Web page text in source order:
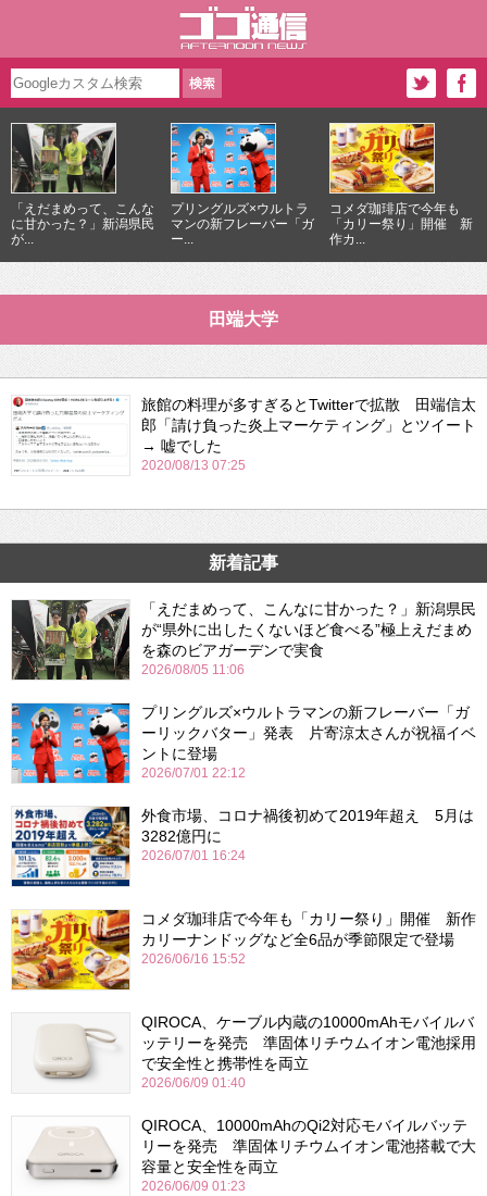
「えだまめって、こんな
に甘かった？」新潟県民
が...
プリングルズ×ウルトラ
マンの新フレーバー「ガ
ー...
コメダ珈琲店で今年も
「カリー祭り」開催 新
作カ...
田端大学
旅館の料理が多すぎるとTwitterで拡散 田端信太
郎「請け負った炎上マーケティング」とツイート
→ 嘘でした
2020/08/13 07:25
新着記事
「えだまめって、こんなに甘かった？」新潟県民
が“県外に出したくないほど食べる”極上えだまめ
を森のビアガーデンで実食
2026/08/05 11:06
プリングルズ×ウルトラマンの新フレーバー「ガ
ーリックバター」発表 片寄涼太さんが祝福イベ
ントに登場
2026/07/01 22:12
外食市場、コロナ禍後初めて2019年超え 5月は
3282億円に
2026/07/01 16:24
コメダ珈琲店で今年も「カリー祭り」開催 新作
カリーナンドッグなど全6品が季節限定で登場
2026/06/16 15:52
QIROCA、ケーブル内蔵の10000mAhモバイルバ
ッテリーを発売 準固体リチウムイオン電池採用
で安全性と携帯性を両立
2026/06/09 01:40
QIROCA、10000mAhのQi2対応モバイルバッテ
リーを発売 準固体リチウムイオン電池搭載で大
容量と安全性を両立
2026/06/09 01:23